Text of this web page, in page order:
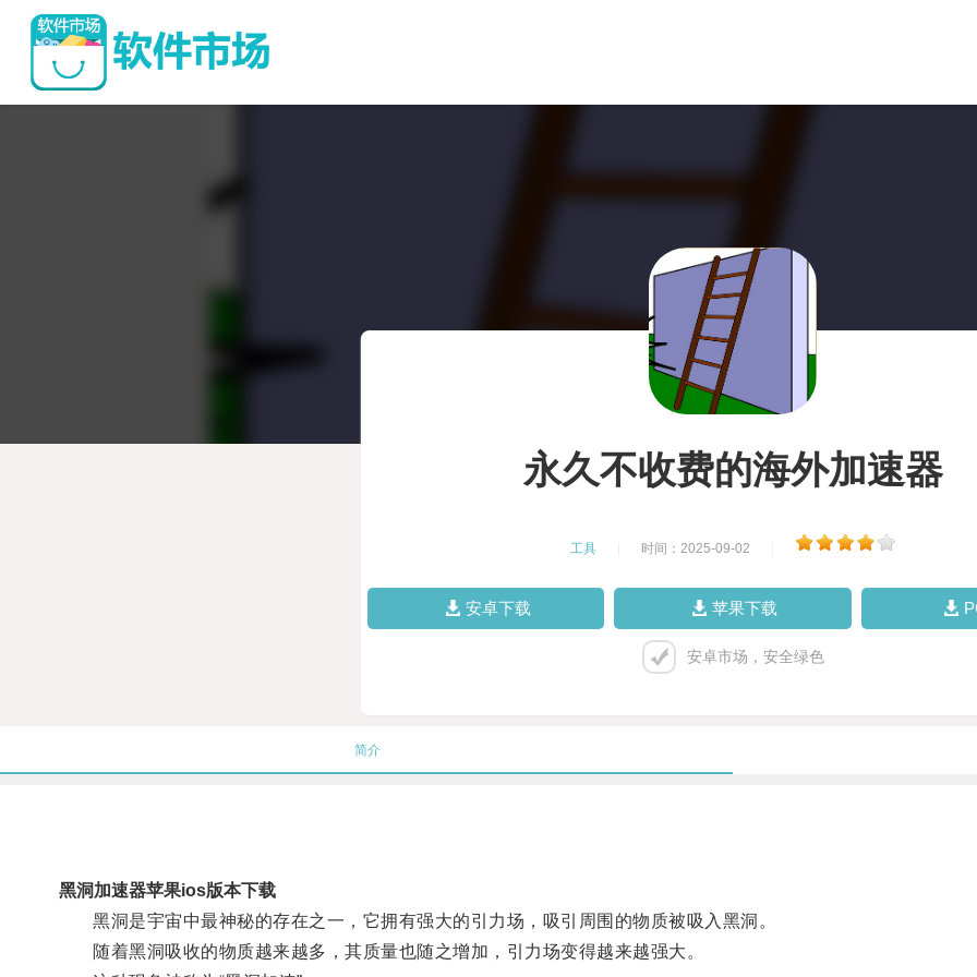
永久不收费的海外加速器
工具 时间：2025-09-02
安卓下载 苹果下载
安卓市场，安全绿色
简介
黑洞加速器苹果ios版本下载
黑洞是宇宙中最神秘的存在之一，它拥有强大的引力场，吸引周围的物质被吸入黑洞。
随着黑洞吸收的物质越来越多，其质量也随之增加，引力场变得越来越强大。